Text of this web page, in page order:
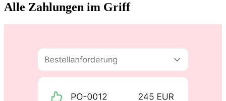
Alle Zahlungen im Griff